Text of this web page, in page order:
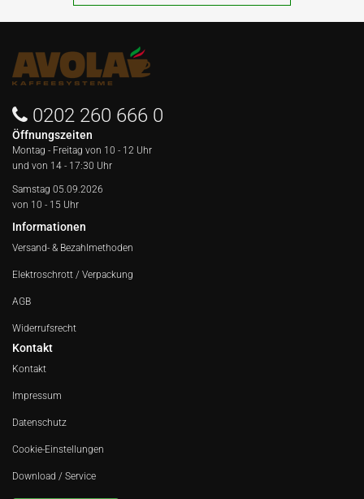
0202 260 666 0
Öffnungszeiten
Montag - Freitag von 10 - 12 Uhr
und von 14 - 17:30 Uhr
Samstag 05.09.2026
von 10 - 15 Uhr
Informationen
Versand- & Bezahlmethoden
Elektroschrott / Verpackung
AGB
Widerrufsrecht
Kontakt
Kontakt
Impressum
Datenschutz
Cookie-Einstellungen
Download / Service